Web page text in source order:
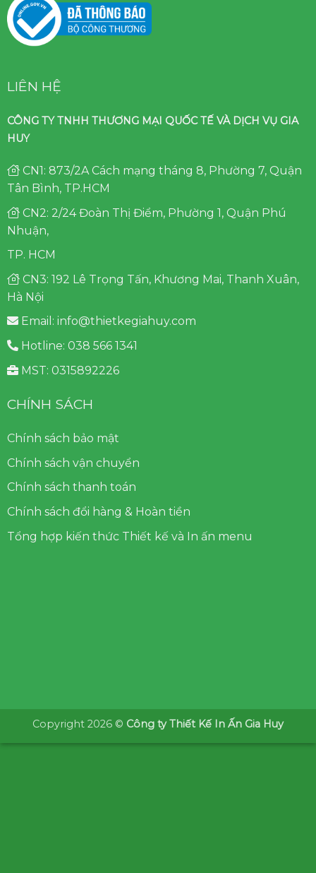
LIÊN HỆ
CÔNG TY TNHH THƯƠNG MẠI QUỐC TẾ VÀ DỊCH VỤ GIA
HUY
CN1: 873/2A Cách mạng tháng 8, Phường 7, Quận
Tân Bình, TP.HCM
CN2: 2/24 Đoàn Thị Điểm, Phường 1, Quận Phú
Nhuận,
TP. HCM
CN3: 192 Lê Trọng Tấn, Khương Mai, Thanh Xuân,
Hà Nội
Email: info@thietkegiahuy.com
Hotline: 038 566 1341
MST: 0315892226
CHÍNH SÁCH
Chính sách bảo mật
Chính sách vận chuyển
Chính sách thanh toán
Chính sách đổi hàng & Hoàn tiền
Tổng hợp kiến thức Thiết kế và In ấn menu
Copyright 2026 © Công ty Thiết Kế In Ấn Gia Huy